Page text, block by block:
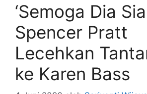
‘Semoga Dia
Spencer Pratt
Lecehkan
ke Karen Bass